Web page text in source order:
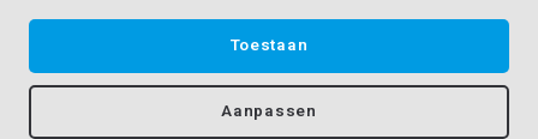
Toestaan
Aanpassen